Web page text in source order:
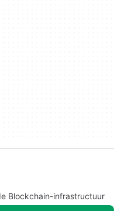
Blockchain-infrastructuur